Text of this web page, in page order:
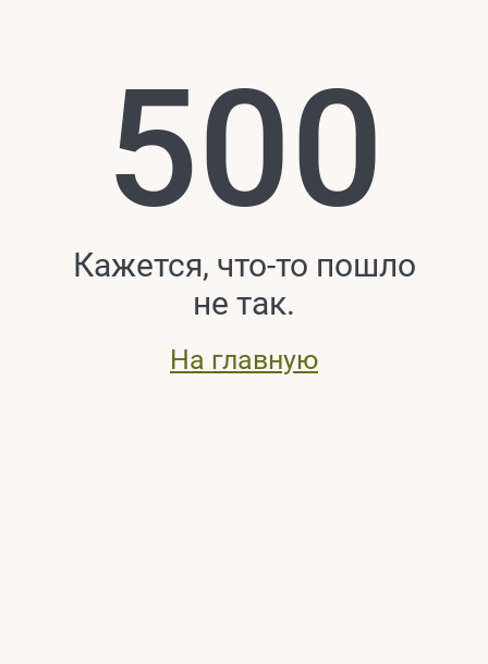
500
Кажется, что-то пошло
не так.
На главную